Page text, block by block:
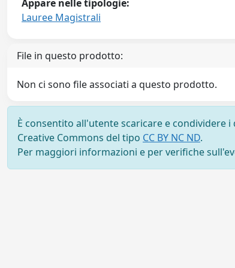
Appare nelle tipologie:
Lauree Magistrali
File in questo prodotto:
Non ci sono file associati a questo prodotto.
È consentito all'utente scaricare e condividere
Creative Commons del tipo CC BY NC ND.
Per maggiori informazioni e per verifiche